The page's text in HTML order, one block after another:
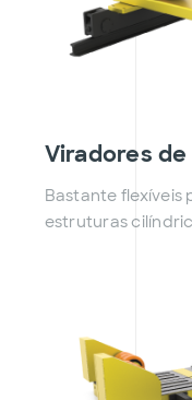
Viradores
Bastante flexíveis
estruturas